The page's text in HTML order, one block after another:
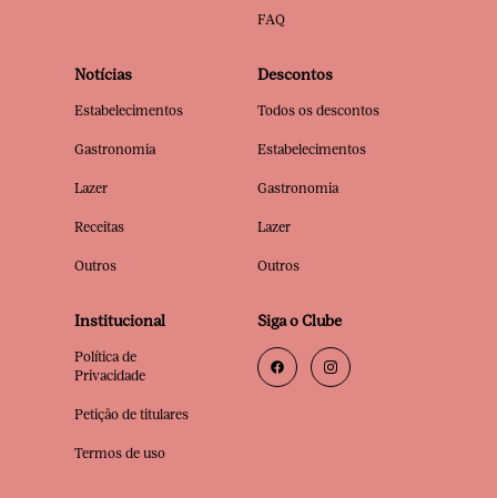
FAQ
Notícias
Estabelecimentos
Gastronomia
Lazer
Receitas
Outros
Descontos
Todos os descontos
Estabelecimentos
Gastronomia
Lazer
Outros
Institucional
Política de
Privacidade
Petição de titulares
Termos de uso
Siga o Clube